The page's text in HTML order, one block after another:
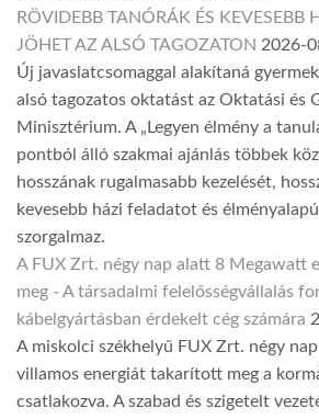
RÖVIDEBB TANÓRÁK ÉS KEVESEBB
JÖHET AZ ALSÓ TAGOZATON 2026-
Új javaslatcsomaggal alakítaná
alsó tagozatos oktatást az Oktatási és
Minisztérium. A „Legyen élmény a
pontból álló szakmai ajánlás többek
hosszának rugalmasabb kezelését,
kevesebb házi feladatot és
szorgalmaz.
A FUX Zrt. négy nap alatt 8 Megawatt
meg - A társadalmi felelősségvállalás
kábelgyártásban érdekelt cég számára
A miskolci székhelyű FUX Zrt. négy
villamos energiát takarított meg a
csatlakozva. A szabad és szigetelt